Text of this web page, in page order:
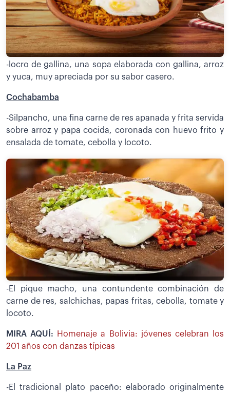
-locro de gallina, una sopa elaborada con gallina, arroz
y yuca, muy apreciada por su sabor casero.
Cochabamba
-Silpancho, una fina carne de res apanada y frita servida
sobre arroz y papa cocida, coronada con huevo frito y
ensalada de tomate, cebolla y locoto.
-El pique macho, una contundente combinación de
carne de res, salchichas, papas fritas, cebolla, tomate y
locoto.
MIRA AQUÍ:
Homenaje a Bolivia: jóvenes celebran los
201 años con danzas típicas
La Paz
-El tradicional plato paceño: elaborado originalmente